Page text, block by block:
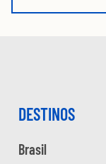
DESTINOS
Brasil